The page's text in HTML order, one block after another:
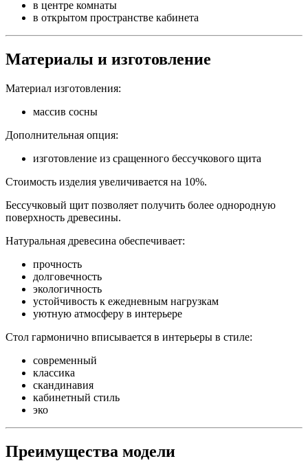
в центре комнаты
в открытом пространстве кабинета
Материалы и изготовление
Материал изготовления:
массив сосны
Дополнительная опция:
изготовление из сращенного бессучкового щита
Стоимость изделия увеличивается на 10%.
Бессучковый щит позволяет получить более однородную
поверхность древесины.
Натуральная древесина обеспечивает:
прочность
долговечность
экологичность
устойчивость к ежедневным нагрузкам
уютную атмосферу в интерьере
Стол гармонично вписывается в интерьеры в стиле:
современный
классика
скандинавия
кабинетный стиль
эко
Преимущества модели